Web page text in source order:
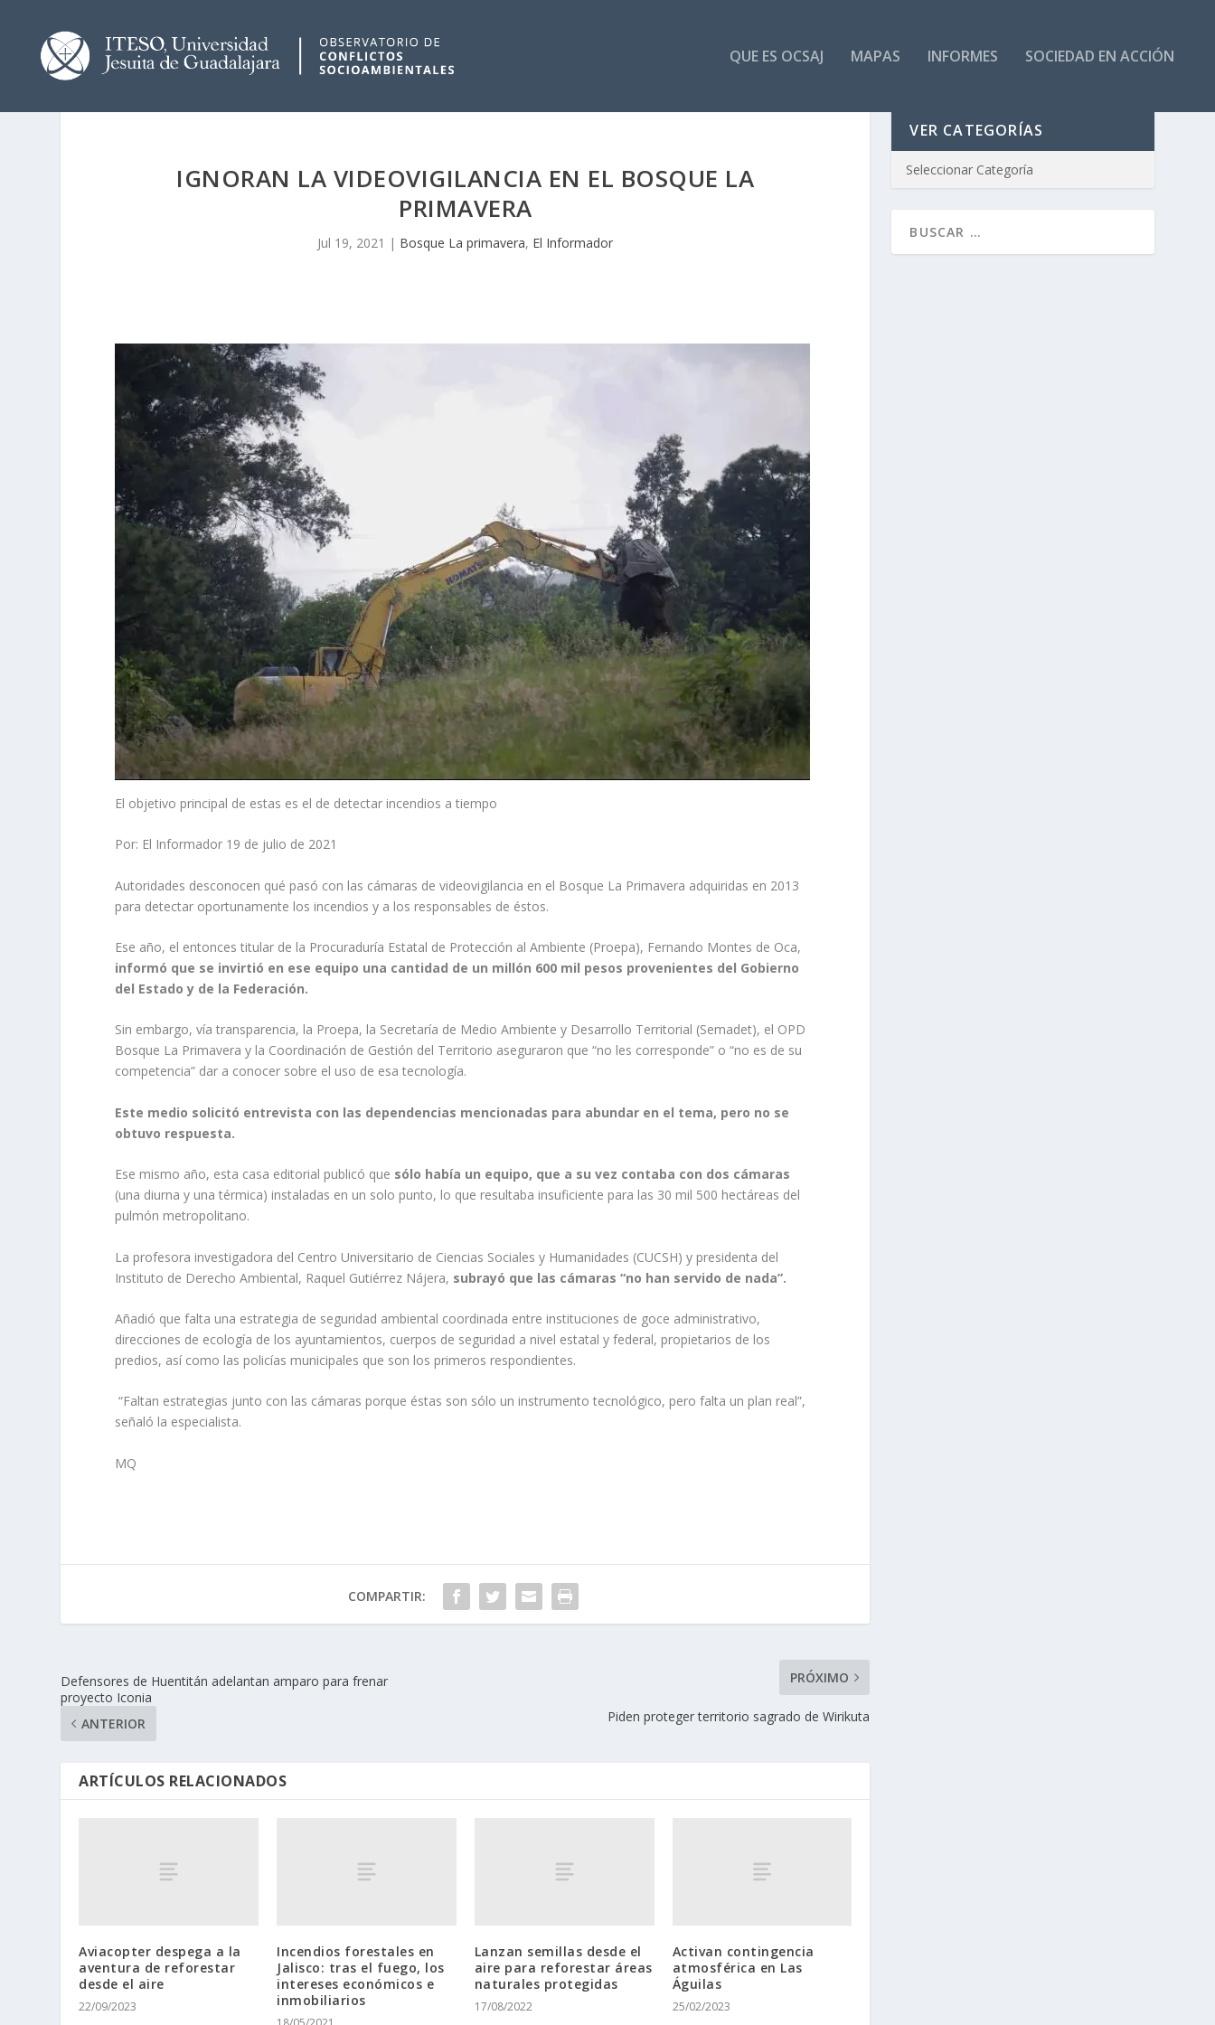
QUE ES OCSAJ MAPAS INFORMES SOCIEDAD EN ACCIÓN
IGNORAN LA VIDEOVIGILANCIA EN EL BOSQUE LA
PRIMAVERA
Jul 19, 2021 | Bosque La primavera, El Informador
El objetivo principal de estas es el de detectar incendios a tiempo
Por: El Informador 19 de julio de 2021
Autoridades desconocen qué pasó con las cámaras de videovigilancia en el Bosque La Primavera adquiridas en 2013
para detectar oportunamente los incendios y a los responsables de éstos.
Ese año, el entonces titular de la Procuraduría Estatal de Protección al Ambiente (Proepa), Fernando Montes de Oca,
informó que se invirtió en ese equipo una cantidad de un millón 600 mil pesos provenientes del Gobierno
del Estado y de la Federación.
Sin embargo, vía transparencia, la Proepa, la Secretaría de Medio Ambiente y Desarrollo Territorial (Semadet), el OPD
Bosque La Primavera y la Coordinación de Gestión del Territorio aseguraron que “no les corresponde” o “no es de su
competencia” dar a conocer sobre el uso de esa tecnología.
Este medio solicitó entrevista con las dependencias mencionadas para abundar en el tema, pero no se
obtuvo respuesta.
Ese mismo año, esta casa editorial publicó que sólo había un equipo, que a su vez contaba con dos cámaras
(una diurna y una térmica) instaladas en un solo punto, lo que resultaba insuficiente para las 30 mil 500 hectáreas del
pulmón metropolitano.
La profesora investigadora del Centro Universitario de Ciencias Sociales y Humanidades (CUCSH) y presidenta del
Instituto de Derecho Ambiental, Raquel Gutiérrez Nájera, subrayó que las cámaras “no han servido de nada”.
Añadió que falta una estrategia de seguridad ambiental coordinada entre instituciones de goce administrativo,
direcciones de ecología de los ayuntamientos, cuerpos de seguridad a nivel estatal y federal, propietarios de los
predios, así como las policías municipales que son los primeros respondientes.
“Faltan estrategias junto con las cámaras porque éstas son sólo un instrumento tecnológico, pero falta un plan real”,
señaló la especialista.
MQ
COMPARTIR:
Defensores de Huentitán adelantan amparo para frenar
proyecto Iconia
ANTERIOR
PRÓXIMO
Piden proteger territorio sagrado de Wirikuta
ARTÍCULOS RELACIONADOS
Aviacopter despega a la
aventura de reforestar
desde el aire
22/09/2023
Incendios forestales en
Jalisco: tras el fuego, los
intereses económicos e
inmobiliarios
Lanzan semillas desde el
aire para reforestar áreas
naturales protegidas
17/08/2022
Activan contingencia
atmosférica en Las
Águilas
25/02/2023
VER CATEGORÍAS